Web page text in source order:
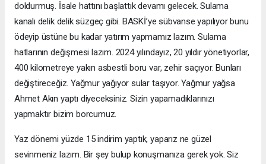
doldurmuş. İsale hattını başlattık devamı gelecek. Sulama
kanalı delik delik süzgeç gibi. BASKİ’ye sübvanse yapılıyor bunu
ödeyip üstüne bu kadar yatırım yapmamız lazım. Sulama
hatlarının değişmesi lazım. 2024 yılındayız, 20 yıldır yönetiyorlar,
400 kilometreye yakın asbestli boru var, zehir saçıyor. Bunları
değiştireceğiz. Yağmur yağıyor sular taşıyor. Yağmur yağsa
Ahmet Akın yaptı diyeceksiniz. Sizin yapamadıklarınızı
yapmaktır bizim borcumuz.
Yaz dönemi yüzde 15 indirim yaptık, yaparız ne güzel
sevinmeniz lazım. Bir şey bulup konuşmanıza gerek yok. Siz